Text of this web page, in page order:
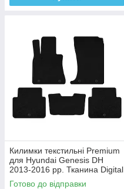
Килимки текстильні Premium
для Hyundai Genesis DH
2013-2016 рр. Тканина Digital
Designs
Готово до відправки